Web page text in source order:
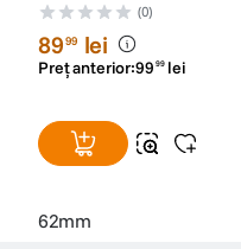
(0)
8999 lei
Preț anterior:99 99 lei
62mm